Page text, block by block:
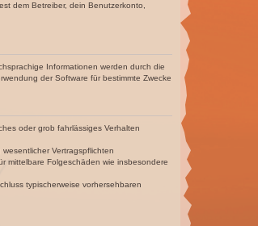
dem Betreiber, dein Benutzerkonto,
Informationen werden durch die
der Software für bestimmte Zwecke
oder grob fahrlässiges Verhalten
Vertragspflichten
mittelbare Folgeschäden wie insbesondere
typischerweise vorhersehbaren